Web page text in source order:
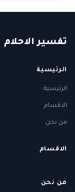
تفسير الاحلام
الرئيسية
الرئيسية
الاقسام
من نحن
الاقسام
من نحن